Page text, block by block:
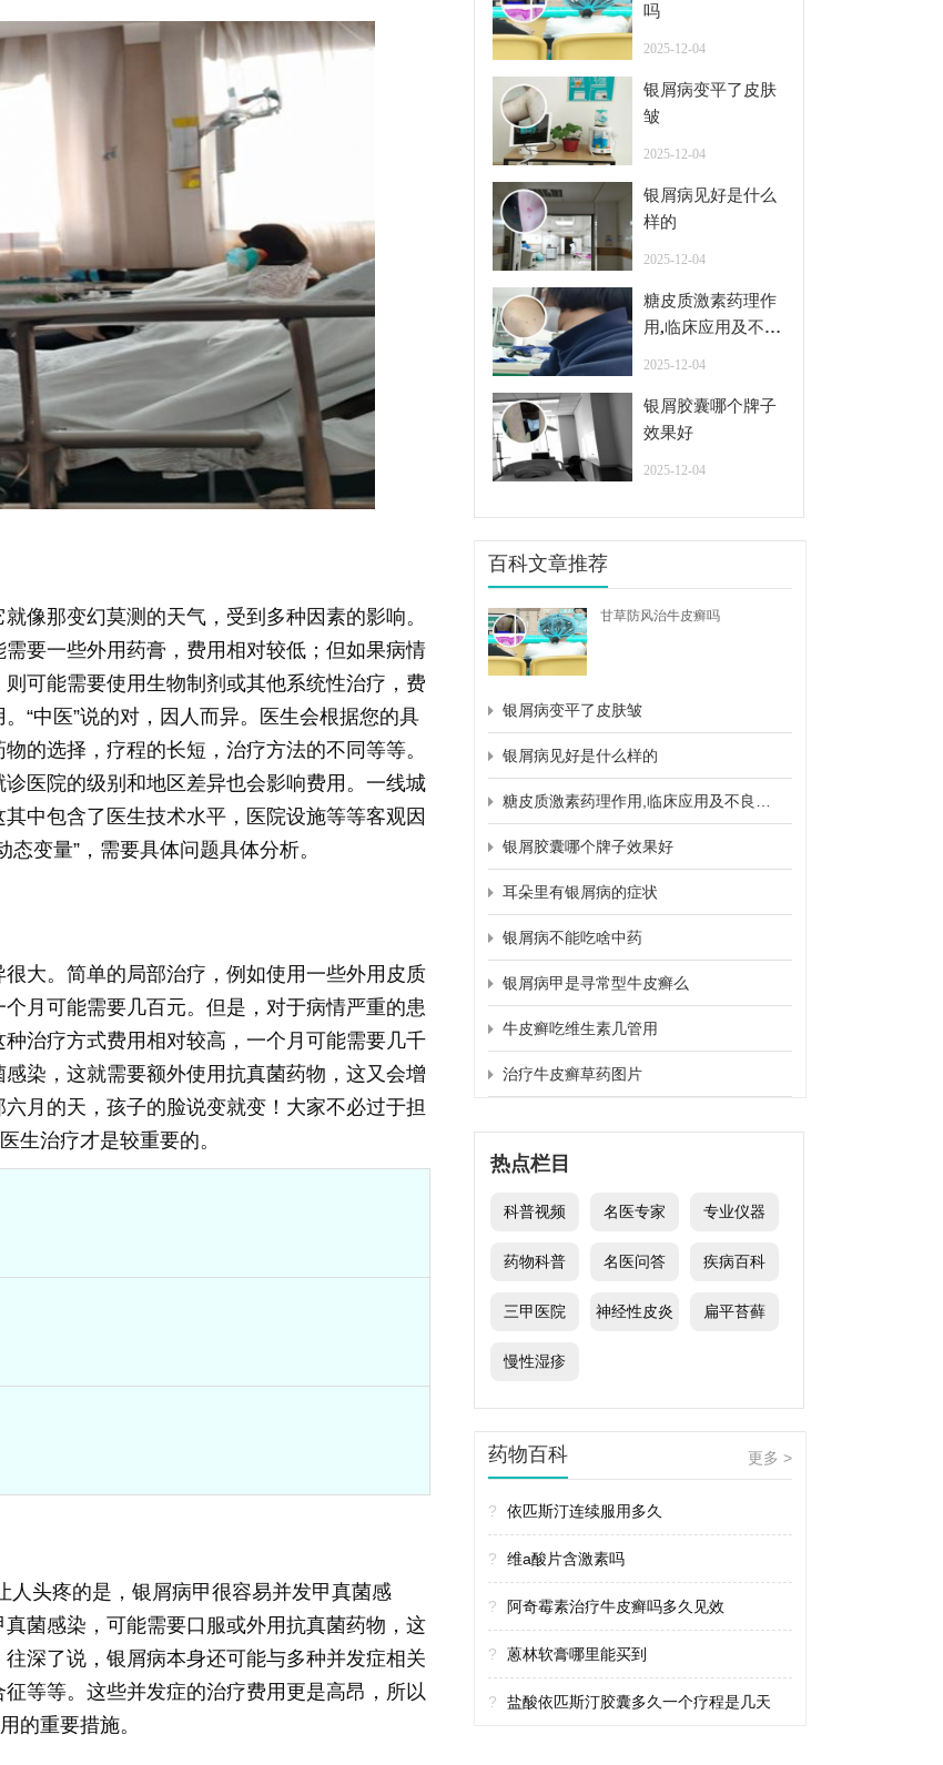
像那变幻莫测的天气，受到多种因素的影响。
要一些外用药膏，费用相对较低；但如果病情
可能需要使用生物制剂或其他系统性治疗，费
“中医”说的对，因人而异。医生会根据您的具
的选择，疗程的长短，治疗方法的不同等等。
医院的级别和地区差异也会影响费用。一线城
中包含了医生技术水平，医院设施等等客观因
变量”，需要具体问题具体分析。
大。简单的局部治疗，例如使用一些外用皮质
月可能需要几百元。但是，对于病情严重的患
治疗方式费用相对较高，一个月可能需要几千
染，这就需要额外使用抗真菌药物，这又会增
月的天，孩子的脸说变就变！大家不必过于担
生治疗才是较重要的。
头疼的是，银屑病甲很容易并发甲真菌感
菌感染，可能需要口服或外用抗真菌药物，这
深了说，银屑病本身还可能与多种并发症相关
等等。这些并发症的治疗费用更是高昂，所以
的重要措施。
吗
2025-12-04
银屑病变平了皮肤
皱
2025-12-04
银屑病见好是什么
样的
2025-12-04
糖皮质激素药理作
用,临床应用及不良
2025-12-04
银屑胶囊哪个牌子
效果好
2025-12-04
百科文章推荐
甘草防风治牛皮癣吗
银屑病变平了皮肤皱
银屑病见好是什么样的
银屑胶囊哪个牌子效果好
耳朵里有银屑病的症状
银屑病不能吃啥中药
银屑病甲是寻常型牛皮癣么
牛皮癣吃维生素几管用
治疗牛皮癣草药图片
热点栏目
科普视频 名医专家 专业仪器
药物科普 名医问答 疾病百科
三甲医院 神经性皮炎 扁平苔藓
慢性湿疹
药物百科 更多 >
? 依匹斯汀连续服用多久
? 维a酸片含激素吗
? 阿奇霉素治疗牛皮癣吗多久见效
? 蒽林软膏哪里能买到
? 盐酸依匹斯汀胶囊多久一个疗程是几天